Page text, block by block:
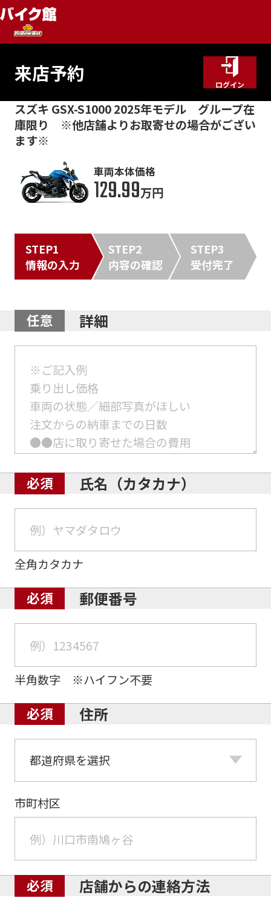
来店予約 ログイン
スズキ GSX-S1000 2025年モデル グループ在
庫限り ※他店舗よりお取寄せの場合がござい
ます※
車両本体価格
129.99万円
STEP1
情報の入力
STEP2
内容の確認
STEP3
受付完了
詳細
氏名（カタカナ）
全角カタカナ
郵便番号
半角数字 ※ハイフン不要
住所
市町村区
店舗からの連絡方法